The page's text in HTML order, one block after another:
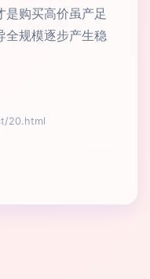
是购买高价虽产足
全规模逐步产生稳
20.html